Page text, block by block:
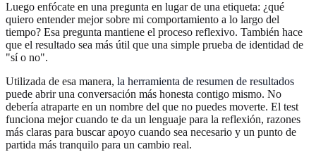
Luego enfócate en una pregunta en lugar de una etiqueta: ¿qué
quiero entender mejor sobre mi comportamiento a lo largo del
tiempo? Esa pregunta mantiene el proceso reflexivo. También hace
que el resultado sea más útil que una simple prueba de identidad de
"sí o no".
Utilizada de esa manera, la herramienta de resumen de resultados
puede abrir una conversación más honesta contigo mismo. No
debería atraparte en un nombre del que no puedes moverte. El test
funciona mejor cuando te da un lenguaje para la reflexión, razones
más claras para buscar apoyo cuando sea necesario y un punto de
partida más tranquilo para un cambio real.